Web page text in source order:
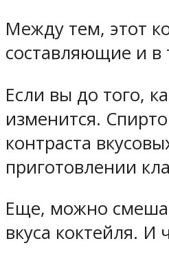
Между тем, этот
составляющие и в
Если вы до того,
изменится.
контраста
приготовлении
Еще, можно
вкуса коктейля.